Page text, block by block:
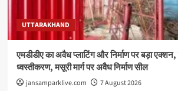
UTTARAKHAND
एमडीडीए का अवैध प्लाटिंग और निर्माण पर बड़ा एक्शन,
ध्वस्तीकरण, मसूरी मार्ग पर अवैध निर्माण सील
jansamparklive.com 7 August 2026